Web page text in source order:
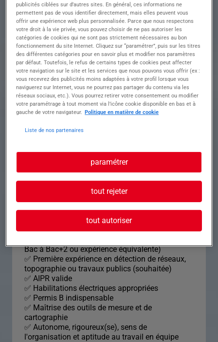
Descriptif du poste : Votre rôle En tant que
Technicien de détection de réseaux (H/F), vos
missions seront :
???? Réaliser la détection et localisation des
réseaux enterrés (électricité, éclairage public, gaz,
télécom, eau, assainissement)
???? Effectuer le marquage-piquetage terrain
avant travaux
???? Réaliser le géoréférencement des ouvrages
neufs avec des outils de précision
???? Utiliser des équipements techniques
GPS/station robotisée)
???? Assurer le respect des normes de sécurité et
de la règlementation DT/DICT
Profil recherché
Bac à Bac+2 ou expérience équivalente)
✅ Première expérience en détection de réseaux,
topographie ou travaux publics (souhaitée)
✅ AIPR valide
✅ Habilitations électriques appropriées
✅ Permis B indispensable
✅ Maîtrise des outils de mesure et de
cartographie
✅ Autonome, rigoureux(se), sens de
l'organisation et aptitude au travail en équipe
publicités ciblées sur d’autres sites. En général, ces informations ne
permettent pas de vous identifier directement, mais elles peuvent vous
offrir une expérience web plus personnalisée. Parce que nous respectons
votre droit à la vie privée, vous pouvez choisir de ne pas autoriser les
catégories de cookies qui ne sont pas strictement nécessaires au bon
fonctionnement du site Internet. Cliquez sur “paramétrer”, puis sur les titres
des différentes catégories pour en savoir plus et modifier nos paramètres
par défaut. Toutefois, le refus de certains types de cookies peut affecter
votre navigation sur le site et les services que nous pouvons vous offrir (ex :
vous recevrez des publicités moins adaptées à votre profil lorsque vous
naviguerez sur Internet, vous ne pourrez pas partager du contenu via les
réseaux sociaux, etc.). Vous pourrez retirer votre consentement ou modifier
votre paramétrage à tout moment via l’icône cookie disponible en bas et à
gauche de votre navigateur. Politique en matière de cookie
Liste de nos partenaires
paramétrer
tout rejeter
tout autoriser